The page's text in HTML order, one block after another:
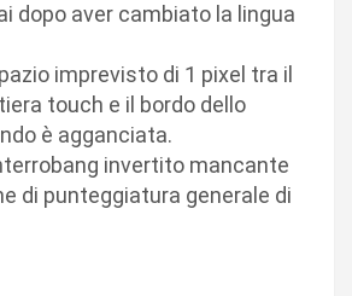
dopo aver cambiato la lingua
imprevisto di 1 pixel tra il
touch e il bordo dello
è agganciata.
invertito mancante
di punteggiatura generale di